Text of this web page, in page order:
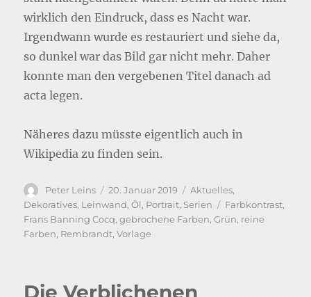
wirklich den Eindruck, dass es Nacht war.
Irgendwann wurde es restauriert und siehe da,
so dunkel war das Bild gar nicht mehr. Daher
konnte man den vergebenen Titel danach ad
acta legen.
Näheres dazu müsste eigentlich auch in
Wikipedia zu finden sein.
Autor
Peter Leins
Veröffentlicht
am
20. Januar 2019 Kategorien
Aktuelles,
Dekoratives, Leinwand,Öl, Portrait, Serien Schlagwörter
Farbkontrast,
Frans Banning Cocq,gebrochene Farben,Grün, reine
Farben, Rembrandt,Vorlage